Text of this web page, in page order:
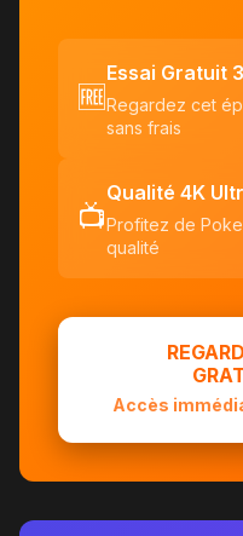
🆓
Essai Gratuit
Regardez cet
sans frais
📺
Qualité 4K
Profitez de
qualité
Accès